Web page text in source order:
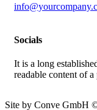
Socials
It is a long
readable content of a
Site by Conve GmbH